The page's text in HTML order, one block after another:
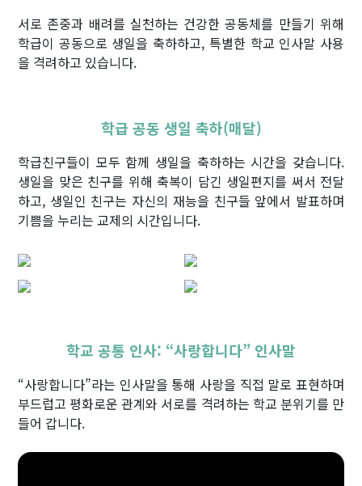
서로 존중과 배려를 실천하는 건강한 공동체를 만들기 위해
학급이 공동으로 생일을 축하하고, 특별한 학교 인사말 사용
을 격려하고 있습니다.
학급 공동 생일 축하(매달)
학급친구들이 모두 함께 생일을 축하하는 시간을 갖습니다.
생일을 맞은 친구를 위해 축복이 담긴 생일편지를 써서 전달
하고, 생일인 친구는 자신의 재능을 친구들 앞에서 발표하며
기쁨을 누리는 교제의 시간입니다.
학교 공통 인사: “사랑합니다” 인사말
“사랑합니다”라는 인사말을 통해 사랑을 직접 말로 표현하며
부드럽고 평화로운 관계와 서로를 격려하는 학교 분위기를 만
들어 갑니다.